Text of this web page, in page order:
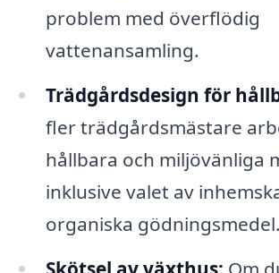
problem med överflödig
vattenansamling.
Trädgårdsdesign för
fler trädgårdsmästare
hållbara och miljövänliga
inklusive valet av
organiska gödningsmedel.